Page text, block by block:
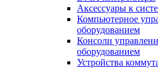
Аксессуары к
Компьютерное
оборудованием
Консоли
оборудованием
Устройства